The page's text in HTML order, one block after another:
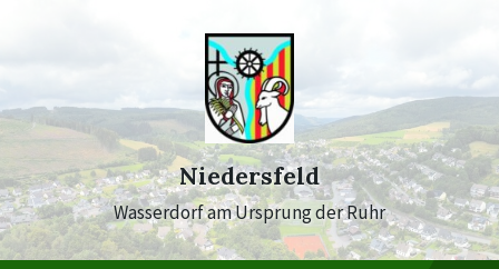
Niedersfeld
Wasserdorf am Ursprung der Ruhr